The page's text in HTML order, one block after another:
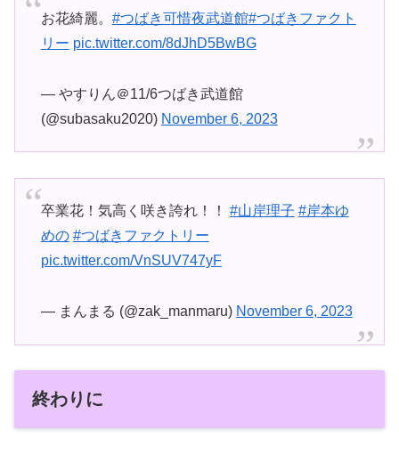
お花綺麗。 #つばき可惜夜武道館#つばきファクト
リー pic.twitter.com/8dJhD5BwBG
— やすりん＠11/6つばき武道館
(@subasaku2020) November 6, 2023
卒業花！気高く咲き誇れ！！ #山岸理子 #岸本ゆ
めの #つばきファクトリー
pic.twitter.com/VnSUV747yF
— まんまる (@zak_manmaru) November 6, 2023
終わりに